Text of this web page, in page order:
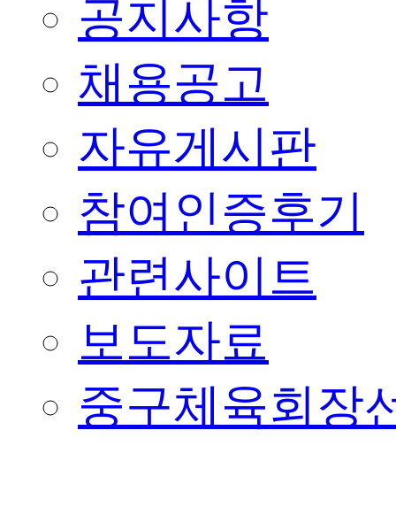
공지사항
채용공고
자유게시판
참여인증후기
관련사이트
보도자료
중구체육회장